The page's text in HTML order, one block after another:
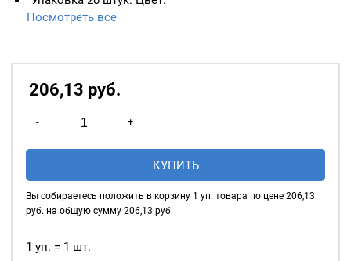
Черный.
никель. Материал: латунь.
Посмотреть все
206,13 руб.
-
товара
Люверсы
(№2)
Premium
+
КУПИТЬ
Вы собираетесь положить в корзину 1 уп. товара по цене 206,13
руб. на общую сумму 206,13 руб.
1 уп. = 1 шт.